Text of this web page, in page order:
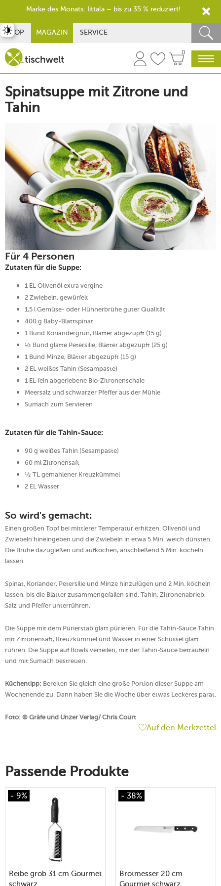
SHOP MAGAZIN SERVICE
0
Spinatsuppe mit Zitrone und
Tahin
Für 4 Personen
Zutaten für die Suppe:
1 EL Olivenöl extra vergine
2 Zwiebeln, gewürfelt
1,5 l Gemüse- oder Hühnerbrühe guter Qualität
400 g Baby-Blattspinat
1 Bund Koriandergrün, Blätter abgezupft (15 g)
½ Bund glatte Petersilie, Blätter abgezupft (25 g)
1 Bund Minze, Blätter abgezupft (15 g)
2 EL weißes Tahin (Sesampaste)
1 EL fein abgeriebene Bio-Zitronenschale
Meersalz und schwarzer Pfeffer aus der Mühle
Sumach zum Servieren
Zutaten für die Tahin-Sauce:
90 g weißes Tahin (Sesampaste)
60 ml Zitronensaft
½ TL gemahlener Kreuzkümmel
2 EL Wasser
So wird's gemacht:
Einen großen Topf bei mittlerer Temperatur erhitzen. Olivenöl und
Zwiebeln hineingeben und die Zwiebeln in etwa 5 Min. weich dünsten.
Die Brühe dazugießen und aufkochen, anschließend 5 Min. köcheln
lassen.
Spinat, Koriander, Petersilie und Minze hinzufügen und 2 Min. köcheln
lassen, bis die Blätter zusammengefallen sind. Tahin, Zitronenabrieb,
Salz und Pfeffer unterrühren.
Die Suppe mit dem Pürierstab glatt pürieren. Für die Tahin-Sauce Tahin
mit Zitronensaft, Kreuzkümmel und Wasser in einer Schüssel glatt
rühren. Die Suppe auf Bowls verteilen, mit der Tahin-Sauce beträufeln
und mit Sumach bestreuen.
Küchentipp: Bereiten Sie gleich eine große Portion dieser Suppe am
Wochenende zu. Dann haben Sie die Woche über etwas Leckeres parat.
Foto: © Gräfe und Unzer Verlag/ Chris Court
Auf den Merkzettel
Passende Produkte
- 9%
Reibe grob 31 cm Gourmet
schwarz
- 38%
Brotmesser 20 cm
Gourmet schwarz
umschalten
Marke des Monats: Iittala – bis zu 35 % reduziert!